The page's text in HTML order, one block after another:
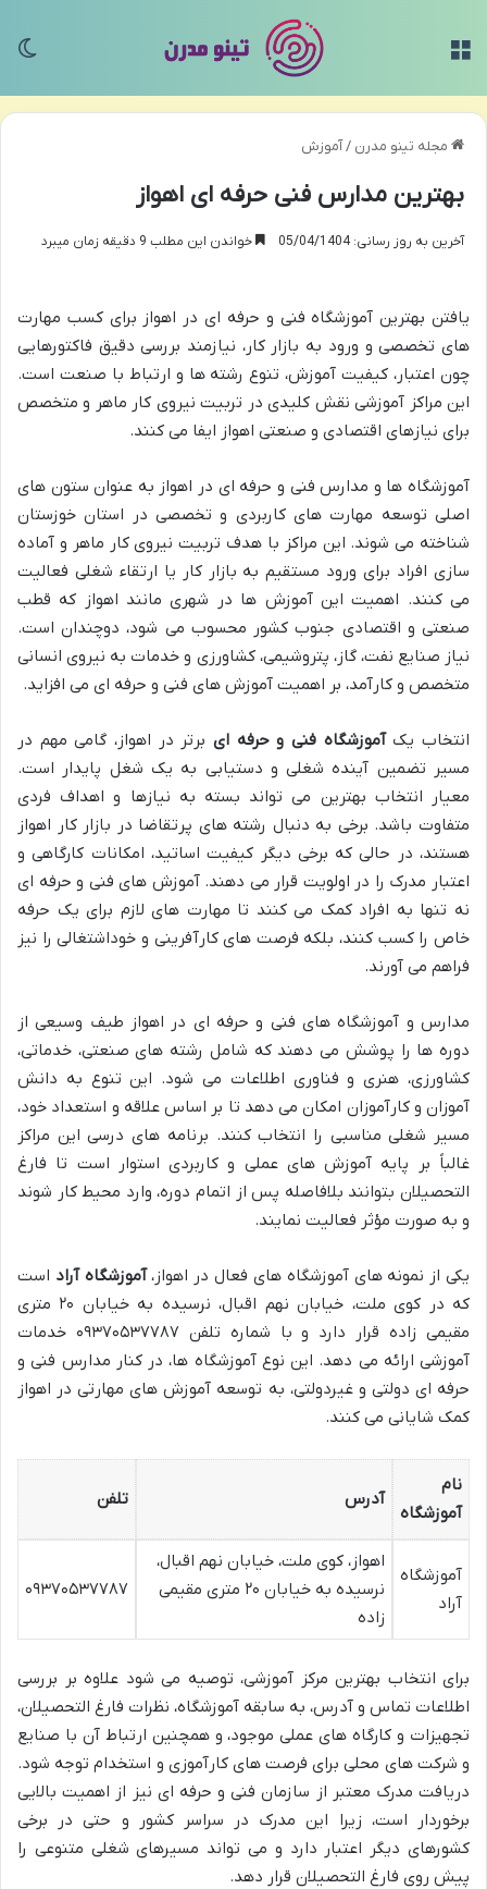
مجله تینو مدرن /آموزش
بهترین مدارس فنی حرفه ای اهواز
آخرین به روز رسانی: 05/04/1404 خواندن این مطلب 9 دقیقه زمان میبرد
یافتن بهترین آموزشگاه فنی و حرفه ای در اهواز برای کسب مهارت
های تخصصی و ورود به بازار کار، نیازمند بررسی دقیق فاکتورهایی
چون اعتبار، کیفیت آموزش، تنوع رشته ها و ارتباط با صنعت است.
این مراکز آموزشی نقش کلیدی در تربیت نیروی کار ماهر و متخصص
برای نیازهای اقتصادی و صنعتی اهواز ایفا می کنند.
آموزشگاه ها و مدارس فنی و حرفه ای در اهواز به عنوان ستون های
اصلی توسعه مهارت های کاربردی و تخصصی در استان خوزستان
شناخته می شوند. این مراکز با هدف تربیت نیروی کار ماهر و آماده
سازی افراد برای ورود مستقیم به بازار کار یا ارتقاء شغلی فعالیت
می کنند. اهمیت این آموزش ها در شهری مانند اهواز که قطب
صنعتی و اقتصادی جنوب کشور محسوب می شود، دوچندان است.
نیاز صنایع نفت، گاز، پتروشیمی، کشاورزی و خدمات به نیروی انسانی
متخصص و کارآمد، بر اهمیت آموزش های فنی و حرفه ای می افزاید.
انتخاب یکآموزشگاه فنی و حرفه ای برتر در اهواز، گامی مهم در
مسیر تضمین آینده شغلی و دستیابی به یک شغل پایدار است.
معیار انتخاب بهترین می تواند بسته به نیازها و اهداف فردی
متفاوت باشد. برخی به دنبال رشته های پرتقاضا در بازار کار اهواز
هستند، در حالی که برخی دیگر کیفیت اساتید، امکانات کارگاهی و
اعتبار مدرک را در اولویت قرار می دهند. آموزش های فنی و حرفه ای
نه تنها به افراد کمک می کنند تا مهارت های لازم برای یک حرفه
خاص را کسب کنند، بلکه فرصت های کارآفرینی و خوداشتغالی را نیز
فراهم می آورند.
مدارس و آموزشگاه های فنی و حرفه ای در اهواز طیف وسیعی از
دوره ها را پوشش می دهند که شامل رشته های صنعتی، خدماتی،
کشاورزی، هنری و فناوری اطلاعات می شود. این تنوع به دانش
آموزان و کارآموزان امکان می دهد تا بر اساس علاقه و استعداد خود،
مسیر شغلی مناسبی را انتخاب کنند. برنامه های درسی این مراکز
غالباً بر پایه آموزش های عملی و کاربردی استوار است تا فارغ
التحصیلان بتوانند بلافاصله پس از اتمام دوره، وارد محیط کار شوند
و به صورت مؤثر فعالیت نمایند.
یکی از نمونه های آموزشگاه های فعال در اهواز،آموزشگاه آراد است
که در کوی ملت، خیابان نهم اقبال، نرسیده به خیابان ۲۰ متری
مقیمی زاده قرار دارد و با شماره تلفن ۰۹۳۷۰۵۳۷۷۸۷ خدمات
آموزشی ارائه می دهد. این نوع آموزشگاه ها، در کنار مدارس فنی و
حرفه ای دولتی و غیردولتی، به توسعه آموزش های مهارتی در اهواز
کمک شایانی می کنند.
نام
آموزشگاه
آدرس تلفن
آموزشگاه
آراد
اهواز، کوی ملت، خیابان نهم اقبال،
نرسیده به خیابان ۲۰ متری مقیمی
زاده
۰۹۳۷۰۵۳۷۷۸۷
برای انتخاب بهترین مرکز آموزشی، توصیه می شود علاوه بر بررسی
اطلاعات تماس و آدرس، به سابقه آموزشگاه، نظرات فارغ التحصیلان،
تجهیزات و کارگاه های عملی موجود، و همچنین ارتباط آن با صنایع
و شرکت های محلی برای فرصت های کارآموزی و استخدام توجه شود.
دریافت مدرک معتبر از سازمان فنی و حرفه ای نیز از اهمیت بالایی
برخوردار است، زیرا این مدرک در سراسر کشور و حتی در برخی
کشورهای دیگر اعتبار دارد و می تواند مسیرهای شغلی متنوعی را
پیش روی فارغ التحصیلان قرار دهد.